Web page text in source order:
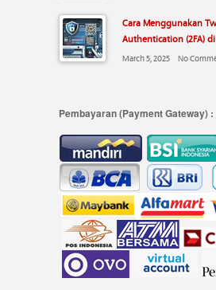
Cara Menggunakan
Authentication (2FA)
March 5, 2025 No
Pembayaran (Payment Gateway) :